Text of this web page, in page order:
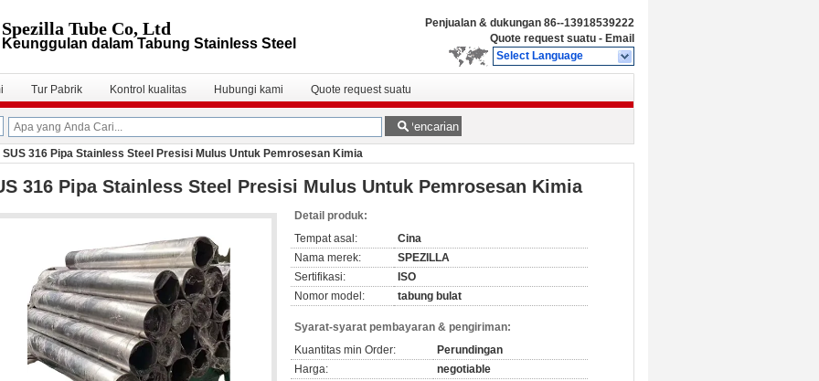
Spezilla Tube Co, Ltd
Keunggulan dalam Tabung Stainless Steel
Penjualan & dukungan 86--13918539222
Quote request suatu - Email
Select Language
Tur Pabrik Kontrol kualitas Hubungi kami Quote request suatu
Pencarian
SUS 316 Pipa Stainless Steel Presisi Mulus Untuk Pemrosesan Kimia
316 Pipa Stainless Steel Presisi Mulus Untuk Pemrosesan Kimia
Detail produk:
Tempat asal:
Cina
Nama merek:
SPEZILLA
Sertifikasi:
ISO
Nomor model:
tabung bulat
Syarat-syarat pembayaran & pengiriman:
Kuantitas min Order:
Perundingan
Harga:
negotiable